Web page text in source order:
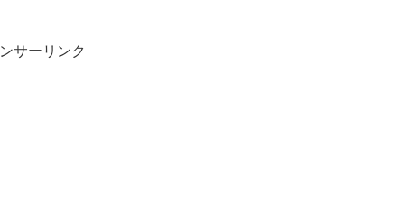
サーリンク